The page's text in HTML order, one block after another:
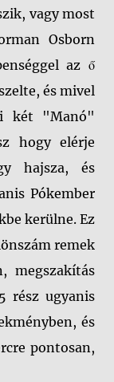
vagy most
Osborn
az ő
és mivel
két "Manó"
hogy elérje
hajsza, és
Pókember
kerülne. Ez
remek
megszakítás
rész ugyanis
és
pontosan,